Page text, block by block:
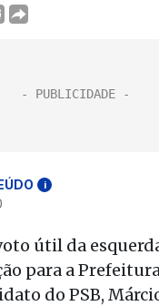
i
útil da
para a
do PSB,